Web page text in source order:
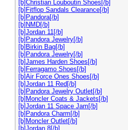
[b]Christian Louboutin Shoes[/b]
[b]Fitflop Sandals Clearance[/b]
[b]Pandora[/b]
[b]NMD[/b]
[b]Jordan 11[/b]
[b]Pandora Jewelry[/b]
[b]Birkin Bag[/b]
[b]Pandora Jewelry[/b]
[b]James Harden Shoes[/b]
[b]Ferragamo Shoes[/b]
[b]Air Force Ones Shoes[/b]
[b]Jordan 11 Red[/b]
[b]Pandora Jewelry Outlet[/b]
[b]Moncler Coats & Jackets[/b]
[b]Jordan 11 Space Jam[/b]
[b]Pandora Charm[/b]
[b]Moncler Outlet[/b]
[b]Jordan 8[/b]